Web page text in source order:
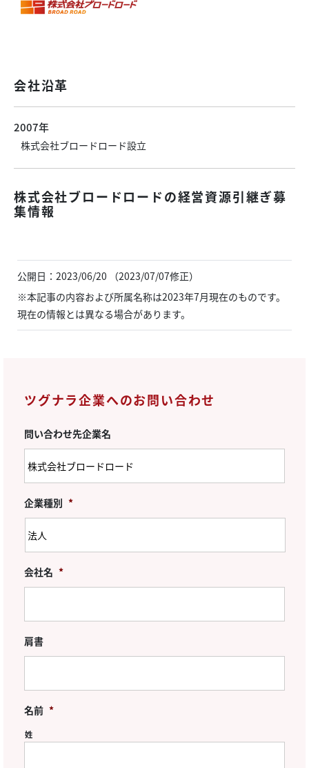
会社沿革
2007年
株式会社ブロードロード設立
株式会社ブロードロードの経営資源引継ぎ募
集情報
公開日：2023/06/20 （2023/07/07修正）
※本記事の内容および所属名称は2023年7月現在のものです。
現在の情報とは異なる場合があります。
ツグナラ企業へのお問い合わせ
問い合わせ先企業名
企業種別 *
会社名 *
肩書
名前 *
姓